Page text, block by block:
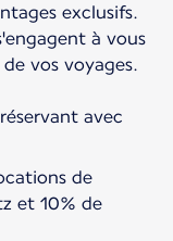
exclusifs.
à vous
vos voyages.
avec
de
et 10% de